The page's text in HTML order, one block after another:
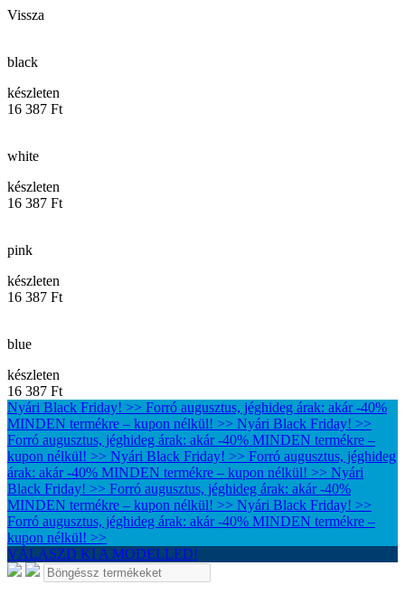
Vissza
black
készleten
16 387 Ft
white
készleten
16 387 Ft
pink
készleten
16 387 Ft
blue
készleten
16 387 Ft
Nyári Black Friday! >> Forró augusztus, jéghideg árak: akár -40%
MINDEN termékre – kupon nélkül! >> Nyári Black Friday! >>
Forró augusztus, jéghideg árak: akár -40% MINDEN termékre –
kupon nélkül! >> Nyári Black Friday! >> Forró augusztus, jéghideg
árak: akár -40% MINDEN termékre – kupon nélkül! >> Nyári
Black Friday! >> Forró augusztus, jéghideg árak: akár -40%
MINDEN termékre – kupon nélkül! >> Nyári Black Friday! >>
Forró augusztus, jéghideg árak: akár -40% MINDEN termékre –
kupon nélkül! >>
VÁLASZD KI A MODELLED!